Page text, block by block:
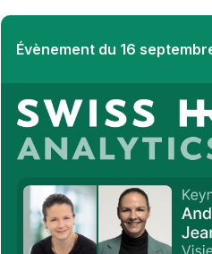
Évènement du 16